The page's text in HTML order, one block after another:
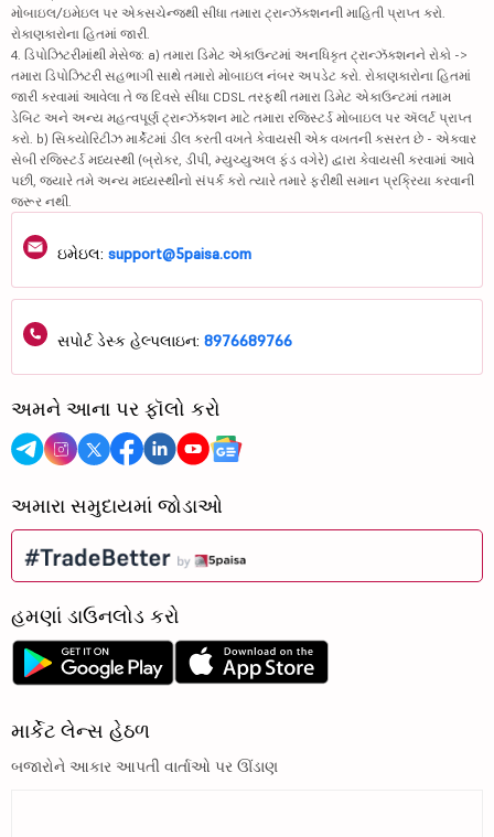
મોબાઇલ/ઇમેઇલ પર એક્સચેન્જથી સીધા તમારા ટ્રાન્ઝૅક્શનની માહિતી પ્રાપ્ત કરો.
રોકાણકારોના હિતમાં જારી.
4. ડિપોઝિટરીમાંથી મેસેજ: a) તમારા ડિમેટ એકાઉન્ટમાં અનધિકૃત ટ્રાન્ઝૅક્શનને રોકો ->
તમારા ડિપોઝિટરી સહભાગી સાથે તમારો મોબાઇલ નંબર અપડેટ કરો. રોકાણકારોના હિતમાં
જારી કરવામાં આવેલા તે જ દિવસે સીધા CDSL તરફથી તમારા ડિમેટ એકાઉન્ટમાં તમામ
ડેબિટ અને અન્ય મહત્વપૂર્ણ ટ્રાન્ઝૅક્શન માટે તમારા રજિસ્ટર્ડ મોબાઇલ પર ઍલર્ટ પ્રાપ્ત
કરો. b) સિક્યોરિટીઝ માર્કેટમાં ડીલ કરતી વખતે કેવાયસી એક વખતની કસરત છે - એકવાર
સેબી રજિસ્ટર્ડ મધ્યસ્થી (બ્રોકર, ડીપી, મ્યુચ્યુઅલ ફંડ વગેરે) દ્વારા કેવાયસી કરવામાં આવે
પછી, જ્યારે તમે અન્ય મધ્યસ્થીનો સંપર્ક કરો ત્યારે તમારે ફરીથી સમાન પ્રક્રિયા કરવાની
જરૂર નથી.
ઇમેઇલ: support@5paisa.com
સપોર્ટ ડેસ્ક હેલ્પલાઇન: 8976689766
અમને આના પર ફૉલો કરો
અમારા સમુદાયમાં જોડાઓ
હમણાં ડાઉનલોડ કરો
માર્કેટ લેન્સ હેઠળ
બજારોને આકાર આપતી વાર્તાઓ પર ઊંડાણ